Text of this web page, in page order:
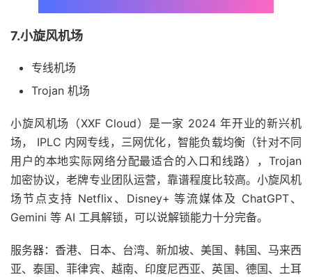
7.小旋风机场
专线机场
Trojan 机场
小旋风机场（XXF Cloud）是一家 2024 年开业的新兴机
场， IPLC 内网专线，三网优化，智能负载均衡（针对不同
用户的本地实际网络分配最适合的入口和线路），Trojan
加密协议，老牌专业团队运营，靠谱程度比较高。小旋风机
场节点支持 Netflix、Disney+ 等流媒体及 ChatGPT、
Gemini 等 AI 工具解锁，可以说解锁能力十分完备。
服务器：香港、日本、台湾、新加坡、美国、韩国、马来西
亚、泰国、菲律宾、越南、印度尼西亚、英国、德国、土耳